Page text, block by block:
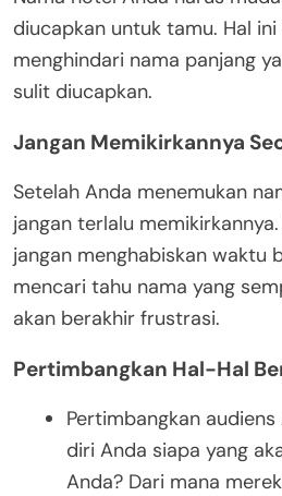
diucapkan untuk tamu. Hal
menghindari nama panjang
sulit diucapkan.
Jangan Memikirkannya
Setelah Anda menemukan
jangan terlalu
jangan menghabiskan waktu
mencari tahu nama yang
akan berakhir frustrasi.
Pertimbangkan Hal-Hal
Pertimbangkan
diri Anda siapa yang
Anda? Dari mana